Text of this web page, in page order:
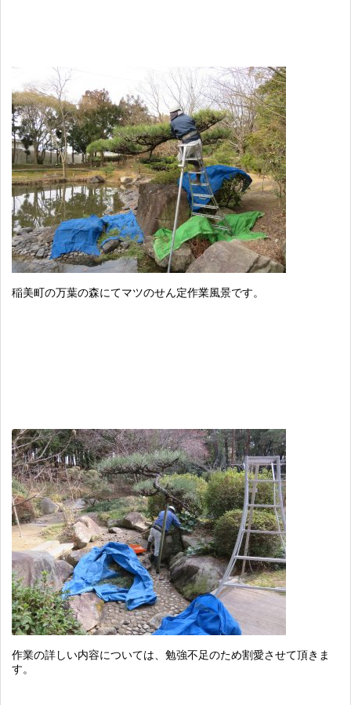
稲美町の万葉の森にてマツのせん定作業風景です。
作業の詳しい内容については、勉強不足のため割愛させて頂きま
す。